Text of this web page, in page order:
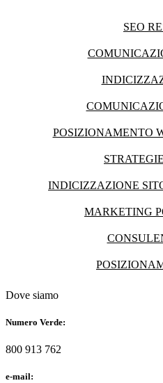
SEO
POSIZIONAMENTO
INDICIZZAZIONE
MARKETING
Dove siamo
Numero Verde:
800 913 762
e-mail: